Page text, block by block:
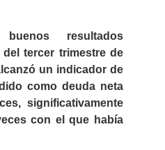
resultados
tercer trimestre de
un indicador de
como deuda neta
significativamente
con el que había